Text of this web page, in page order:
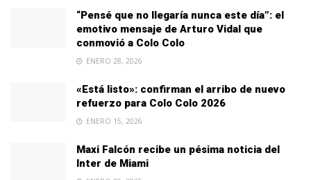
“Pensé que no llegaría nunca este día”: el
emotivo mensaje de Arturo Vidal que
conmovió a Colo Colo
ENERO 28, 2026
«Está listo»: confirman el arribo de nuevo
refuerzo para Colo Colo 2026
ENERO 15, 2026
Maxi Falcón recibe un pésima noticia del
Inter de Miami